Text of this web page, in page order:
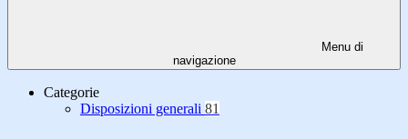
Menu di
navigazione
Categorie
Disposizioni generali 81